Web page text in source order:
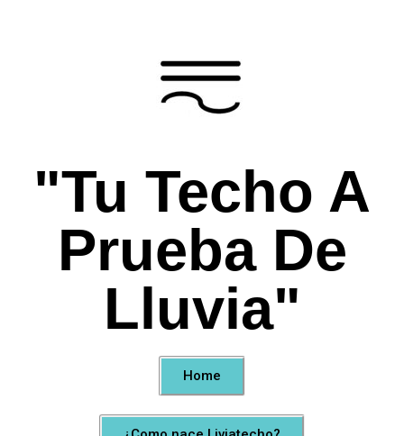
"Tu Techo A
Prueba De
Lluvia"
Home